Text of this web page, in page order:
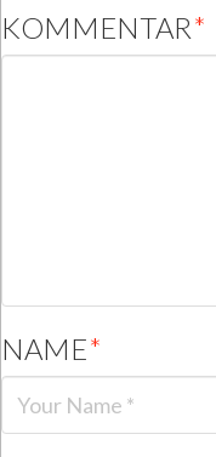
KOMMENTAR*
NAME*